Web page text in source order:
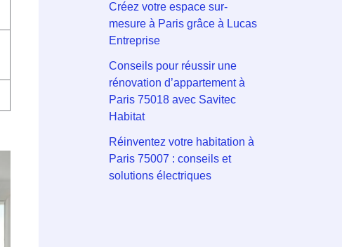
Créez votre espace sur-
mesure à Paris grâce à Lucas
Entreprise
Conseils pour réussir une
rénovation d’appartement à
Paris 75018 avec Savitec
Habitat
Réinventez votre habitation à
Paris 75007 : conseils et
solutions électriques